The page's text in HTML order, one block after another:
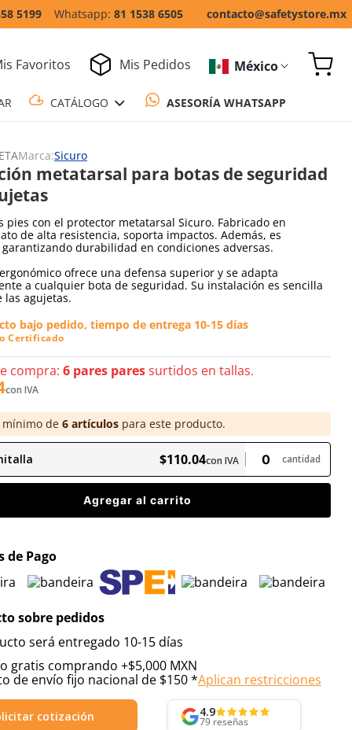
5199 81 1538 6505 contacto@safetystore.mx
Favoritos Mis Pedidos México
Marca:Sicuro
metatarsal para botas de seguridad
pies con el protector metatarsal Sicuro. Fabricado en
de alta resistencia, soporta impactos. Además, es
durabilidad en condiciones adversas.
ofrece una defensa superior y se adapta
a cualquier bota de seguridad. Su instalación es sencilla
las agujetas.
bajo pedido, tiempo de entrega 10-15 días
Certificado
compra: 6 pares paressurtidos en tallas.
con IVA
mínimo de 6 artículos para este producto.
$110.04con IVA cantidad
Agregar al carrito
de Pago
sobre pedidos
será entregado 10-15 días
gratis comprando +$5,000 MXN
de envío fijo nacional de $150 *Aplican restricciones
cotización 4.9
79 reseñas